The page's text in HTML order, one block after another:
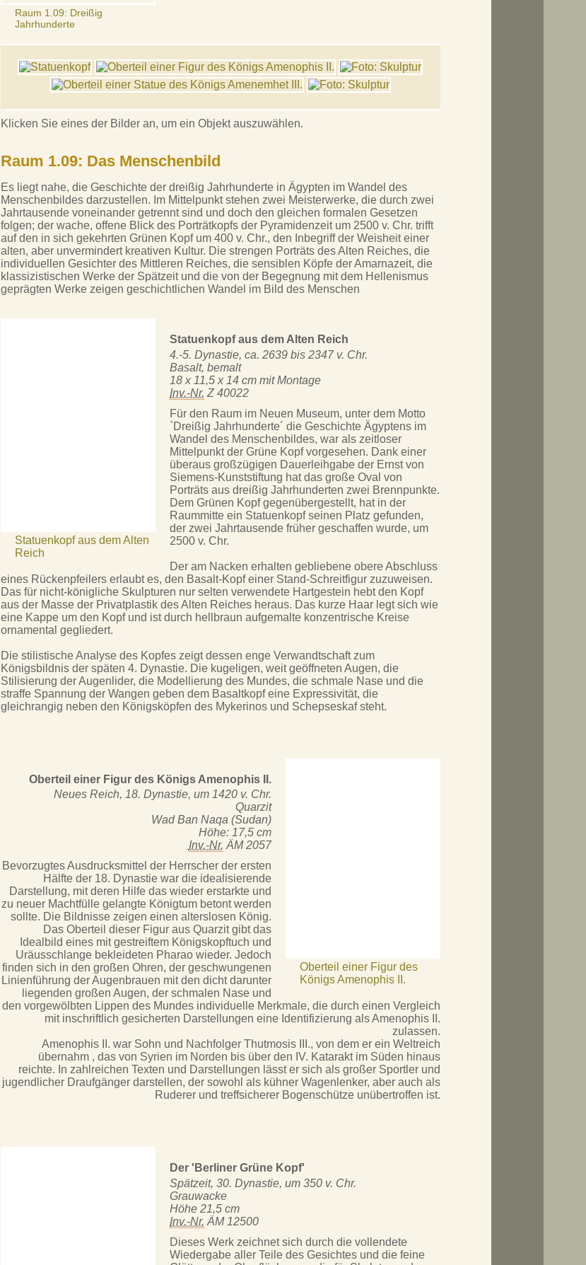
Raum 1.09: Dreißig
Jahrhunderte
Klicken Sie eines der Bilder an, um ein Objekt auszuwählen.
Raum 1.09: Das Menschenbild
Es liegt nahe, die Geschichte der dreißig Jahrhunderte in Ägypten im Wandel des
Menschenbildes darzustellen. Im Mittelpunkt stehen zwei Meisterwerke, die durch zwei
Jahrtausende voneinander getrennt sind und doch den gleichen formalen Gesetzen
folgen; der wache, offene Blick des Porträtkopfs der Pyramidenzeit um 2500 v. Chr. trifft
auf den in sich gekehrten Grünen Kopf um 400 v. Chr., den Inbegriff der Weisheit einer
alten, aber unvermindert kreativen Kultur. Die strengen Porträts des Alten Reiches, die
individuellen Gesichter des Mittleren Reiches, die sensiblen Köpfe der Amarnazeit, die
klassizistischen Werke der Spätzeit und die von der Begegnung mit dem Hellenismus
geprägten Werke zeigen geschichtlichen Wandel im Bild des Menschen
Statuenkopf aus dem Alten
Reich
Statuenkopf aus dem Alten Reich
4.-5. Dynastie, ca. 2639 bis 2347 v. Chr.
Basalt, bemalt
18 x 11,5 x 14 cm mit Montage
Inv.-Nr. Z 40022
Für den Raum im Neuen Museum, unter dem Motto
`Dreißig Jahrhunderte´ die Geschichte Ägyptens im
Wandel des Menschenbildes, war als zeitloser
Mittelpunkt der Grüne Kopf vorgesehen. Dank einer
überaus großzügigen Dauerleihgabe der Ernst von
Siemens-Kunststiftung hat das große Oval von
Porträts aus dreißig Jahrhunderten zwei Brennpunkte.
Dem Grünen Kopf gegenübergestellt, hat in der
Raummitte ein Statuenkopf seinen Platz gefunden,
der zwei Jahrtausende früher geschaffen wurde, um
2500 v. Chr.
Der am Nacken erhalten gebliebene obere Abschluss
eines Rückenpfeilers erlaubt es, den Basalt-Kopf einer Stand-Schreitfigur zuzuweisen.
Das für nicht-königliche Skulpturen nur selten verwendete Hartgestein hebt den Kopf
aus der Masse der Privatplastik des Alten Reiches heraus. Das kurze Haar legt sich wie
eine Kappe um den Kopf und ist durch hellbraun aufgemalte konzentrische Kreise
ornamental gegliedert.
Die stilistische Analyse des Kopfes zeigt dessen enge Verwandtschaft zum
Königsbildnis der späten 4. Dynastie. Die kugeligen, weit geöffneten Augen, die
Stilisierung der Augenlider, die Modellierung des Mundes, die schmale Nase und die
straffe Spannung der Wangen geben dem Basaltkopf eine Expressivität, die
gleichrangig neben den Königsköpfen des Mykerinos und Schepseskaf steht.
Oberteil einer Figur des
Königs Amenophis II.
Oberteil einer Figur des Königs Amenophis II.
Neues Reich, 18. Dynastie, um 1420 v. Chr.
Quarzit
Wad Ban Naqa (Sudan)
Höhe: 17,5 cm
Inv.-Nr. ÄM 2057
Bevorzugtes Ausdrucksmittel der Herrscher der ersten
Hälfte der 18. Dynastie war die idealisierende
Darstellung, mit deren Hilfe das wieder erstarkte und
zu neuer Machtfülle gelangte Königtum betont werden
sollte. Die Bildnisse zeigen einen alterslosen König.
Das Oberteil dieser Figur aus Quarzit gibt das
Idealbild eines mit gestreiftem Königskopftuch und
Uräusschlange bekleideten Pharao wieder. Jedoch
finden sich in den großen Ohren, der geschwungenen
Linienführung der Augenbrauen mit den dicht darunter
liegenden großen Augen, der schmalen Nase und
den vorgewölbten Lippen des Mundes individuelle Merkmale, die durch einen Vergleich
mit inschriftlich gesicherten Darstellungen eine Identifizierung als Amenophis II.
zulassen.
Amenophis II. war Sohn und Nachfolger Thutmosis III., von dem er ein Weltreich
übernahm , das von Syrien im Norden bis über den IV. Katarakt im Süden hinaus
reichte. In zahlreichen Texten und Darstellungen lässt er sich als großer Sportler und
jugendlicher Draufgänger darstellen, der sowohl als kühner Wagenlenker, aber auch als
Ruderer und treffsicherer Bogenschütze unübertroffen ist.
Der 'Berliner Grüne Kopf'
Spätzeit, 30. Dynastie, um 350 v. Chr.
Grauwacke
Höhe 21,5 cm
Inv.-Nr. ÄM 12500
Dieses Werk zeichnet sich durch die vollendete
Wiedergabe aller Teile des Gesichtes und die feine